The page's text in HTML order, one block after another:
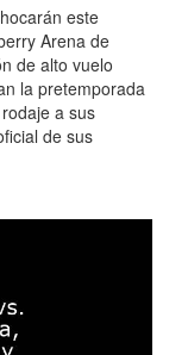
este
Arena de
de alto vuelo
la pretemporada
a sus
de sus